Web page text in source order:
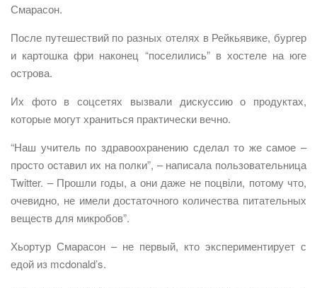
Смарасон.
После путешествий по разных отелях в Рейкьявике, бургер
и картошка фри наконец “поселились” в хостеле на юге
острова.
Их фото в соцсетях вызвали дискуссию о продуктах,
которые могут храниться практически вечно.
“Наш учитель по здравоохранению сделал то же самое –
просто оставил их на полки”, – написала пользовательница
Twitter. – Прошли годы, а они даже не поцвіли, потому что,
очевидно, не имели достаточного количества питательных
веществ для микробов”.
Хьортур Смарасон – не первый, кто экспериментирует с
едой из mcdonald’s.